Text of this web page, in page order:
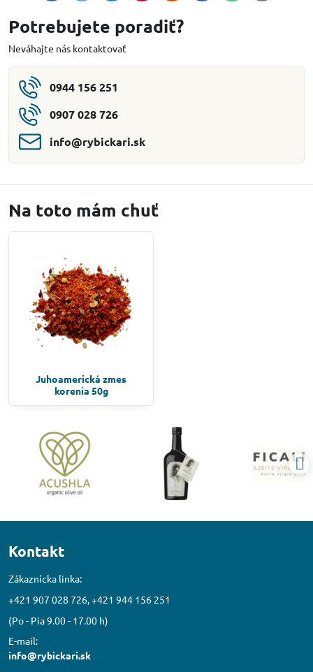
Potrebujete poradiť?
Neváhajte nás kontaktovať
0944 156 251
0907 028 726
info​@rybickari​.sk
Na toto mám chuť
Juhoamerická zmes
korenia 50g
Kontakt
Zákaznícka linka:
+421 907 028 726, +421 944 156 251
(Po - Pia 9.00 - 17.00 h)
E-mail:
info@rybickari.sk